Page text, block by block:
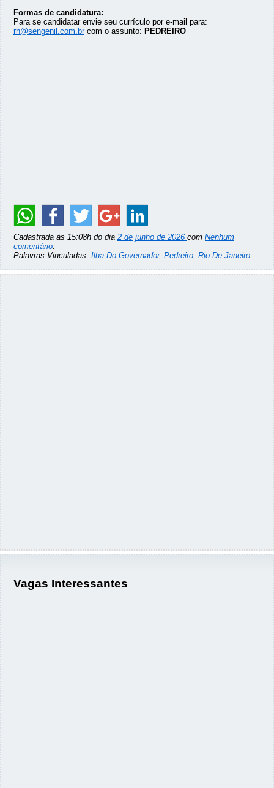
Formas de candidatura:
Para se candidatar envie seu currículo por e-mail para:
rh@sengenil.com.brcom o assunto: PEDREIRO
Cadastrada às 15:08h do dia 2 de junho de 2026 com Nenhum
comentário.
Palavras Vinculadas: Ilha Do Governador, Pedreiro, Rio De Janeiro
Vagas Interessantes